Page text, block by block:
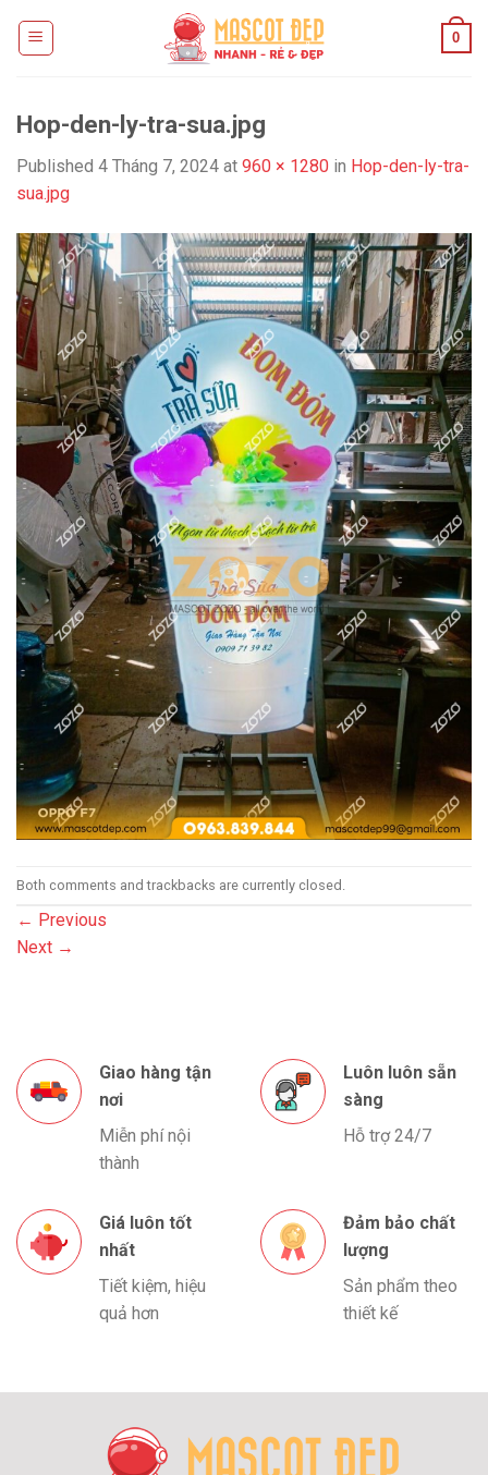
0
Hop-den-ly-tra-sua.jpg
Published 4 Tháng 7, 2024 at 960 × 1280 in Hop-den-ly-tra-
sua.jpg
Both comments and trackbacks are currently closed.
← Previous
Next →
Giao hàng tận
nơi
Miễn phí nội
thành
Luôn luôn sẵn
sàng
Hỗ trợ 24/7
Giá luôn tốt
nhất
Tiết kiệm, hiệu
quả hơn
Đảm bảo chất
lượng
Sản phẩm theo
thiết kế